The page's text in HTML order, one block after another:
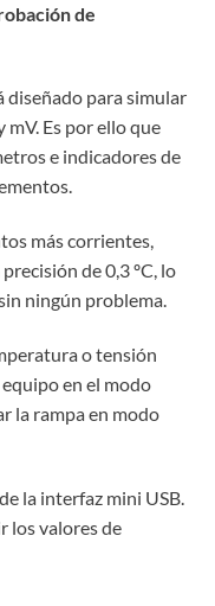
de
diseñado para simular
Es por ello que
e indicadores de
más corrientes,
de 0,3 ºC, lo
ningún problema.
o tensión
en el modo
la rampa en modo
la interfaz mini USB.
los valores de